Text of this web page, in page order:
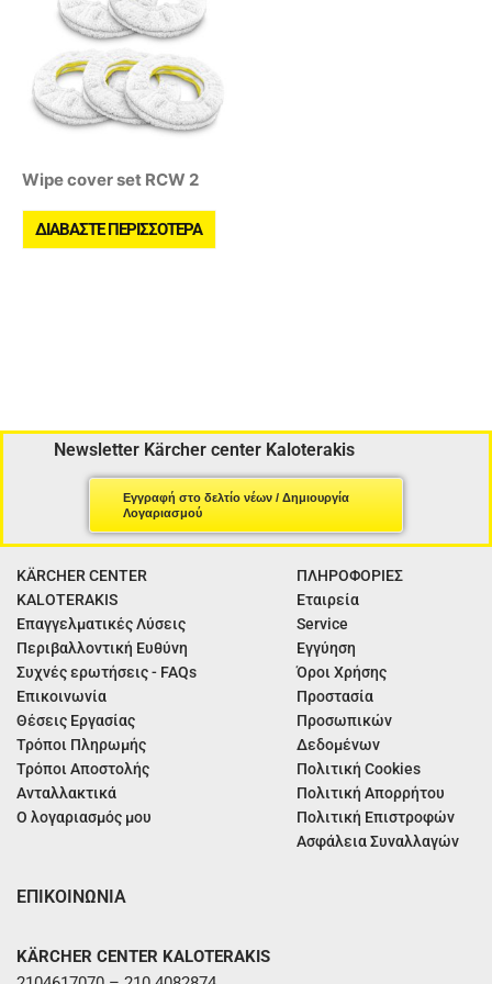
Wipe cover set RCW 2
ΔΙΑΒΆΣΤΕ ΠΕΡΙΣΣΌΤΕΡΑ
Newsletter Kärcher center Kaloterakis
Εγγραφή στο δελτίο νέων / Δημιουργία
Λογαριασμού
KÄRCHER CENTER
KALOTERAKIS
Επαγγελματικές Λύσεις
Περιβαλλοντική Ευθύνη
Συχνές ερωτήσεις - FAQs
Επικοινωνία
Θέσεις Εργασίας
Τρόποι Πληρωμής
Τρόποι Αποστολής
Ανταλλακτικά
Ο λογαριασμός μου
ΠΛΗΡΟΦΟΡΙΕΣ
Εταιρεία
Service
Εγγύηση
Όροι Χρήσης
Προστασία
Προσωπικών
Δεδομένων
Πολιτική Cookies
Πολιτική Απορρήτου
Πολιτική Επιστροφών
Ασφάλεια Συναλλαγών
ΕΠΙΚΟΙΝΩΝΙΑ
KÄRCHER CENTER KALOTERAKIS